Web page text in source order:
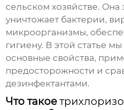
сельском хозяйстве.
уничтожает бактерии,
микроорганизмы,
гигиену. В этой статье
основные свойства,
предосторожности и
дезинфектантами.
Что такое